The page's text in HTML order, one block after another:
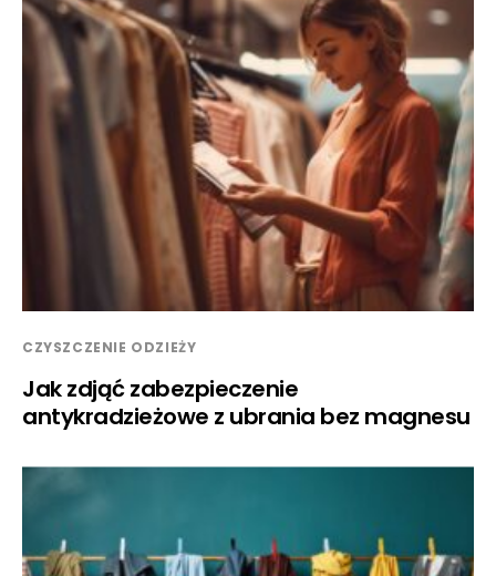
CZYSZCZENIE ODZIEŻY
Jak zdjąć zabezpieczenie
antykradzieżowe z ubrania bez magnesu